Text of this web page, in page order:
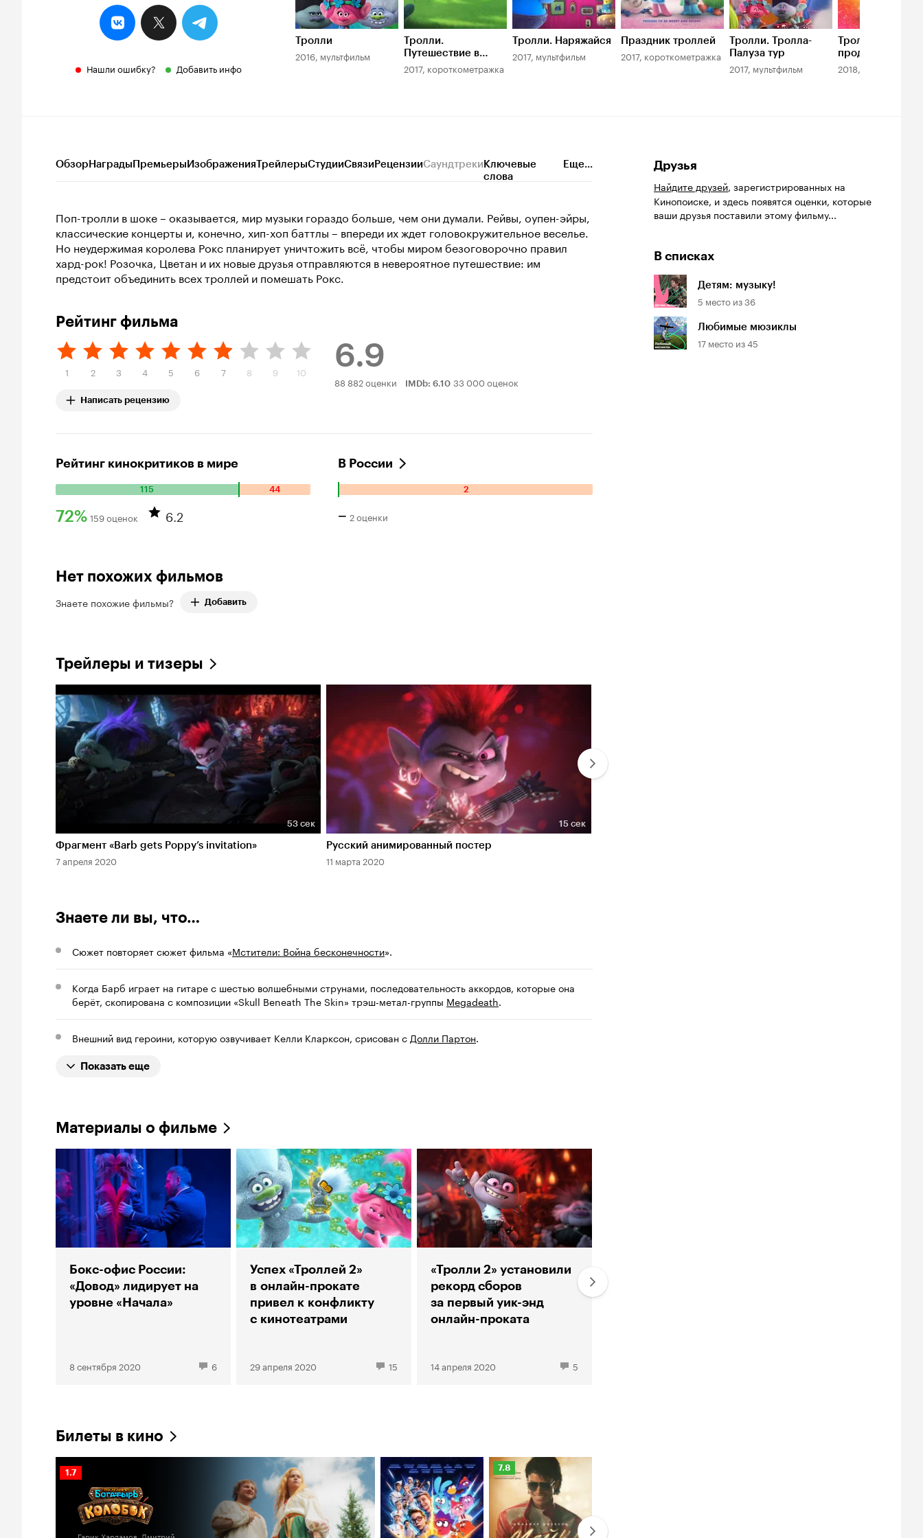
Нашли ошибку? Добавить инфо
Тролли
2016, мультфильм
Тролли.
Путешествие в
деревню троллей
2017, короткометражка
Тролли. Наряжайся
2017, мультфильм
Праздник троллей
2017, короткометражка
Тролли. Тролла-
Палуза тур
2017, мультфильм
Тролли.
продолжается!
2018, мультфильм
ОбзорНаградыПремьерыИзображенияТрейлерыСтудииСвязиРецензииСаундтрекиКлючевые
слова
Еще...
Поп-тролли в шоке – оказывается, мир музыки гораздо больше, чем они думали. Рейвы, оупен-эйры,
классические концерты и, конечно, хип-хоп баттлы – впереди их ждет головокружительное веселье.
Но неудержимая королева Рокс планирует уничтожить всё, чтобы миром безоговорочно правил
хард-рок! Розочка, Цветан и их новые друзья отправляются в невероятное путешествие: им
предстоит объединить всех троллей и помешать Рокс.
Рейтинг фильма
1 2 3 4 5 6 7 8 9 10
Написать рецензию
6.9
Рейтинг
6.9
88 882 оценки IMDb: 6.10 33 000 оценок
Рейтинг кинокритиков в мире
115 44
Количество
положительных
оценок:
оценок:
72%
72%
159 оценок 6.2
В России
2
Количество
оценок:
– 2 оценки
Нет похожих фильмов
Знаете похожие фильмы? Добавить
Трейлеры и тизеры
Длительность 53 сек
53 сек
Фрагмент «Barb gets Poppy’s invitation»
7 апреля 2020
Длительность 15 сек
15 сек
Русский анимированный постер
11 марта 2020
Знаете ли вы, что…
Сюжет повторяет сюжет фильма «Мстители: Война бесконечности».
Когда Барб играет на гитаре с шестью волшебными струнами, последовательность аккордов, которые она
берёт, скопирована с композиции «Skull Beneath The Skin» трэш-метал-группы Megadeath.
Внешний вид героини, которую озвучивает Келли Кларксон, срисован с Долли Партон.
Показать еще
Материалы о фильме
Бокс-офис России:
«Довод» лидирует на
уровне «Начала»
8 сентября 2020 6
Успех «Троллей 2»
в онлайн-прокате
привел к конфликту
с кинотеатрами
29 апреля 2020 15
«Тролли 2» установили
рекорд сборов
за первый уик-энд
онлайн-проката
14 апреля 2020 5
Билеты в кино
Рейтинг
Кинопоиска
1.7
Рейтинг
Кинопоиска
7.8
Друзья
Найдите друзей, зарегистрированных на
Кинопоиске, и здесь появятся оценки, которые
ваши друзья поставили этому фильму...
В списках
Детям: музыку!
5 место из36
Любимые мюзиклы
17 место из45